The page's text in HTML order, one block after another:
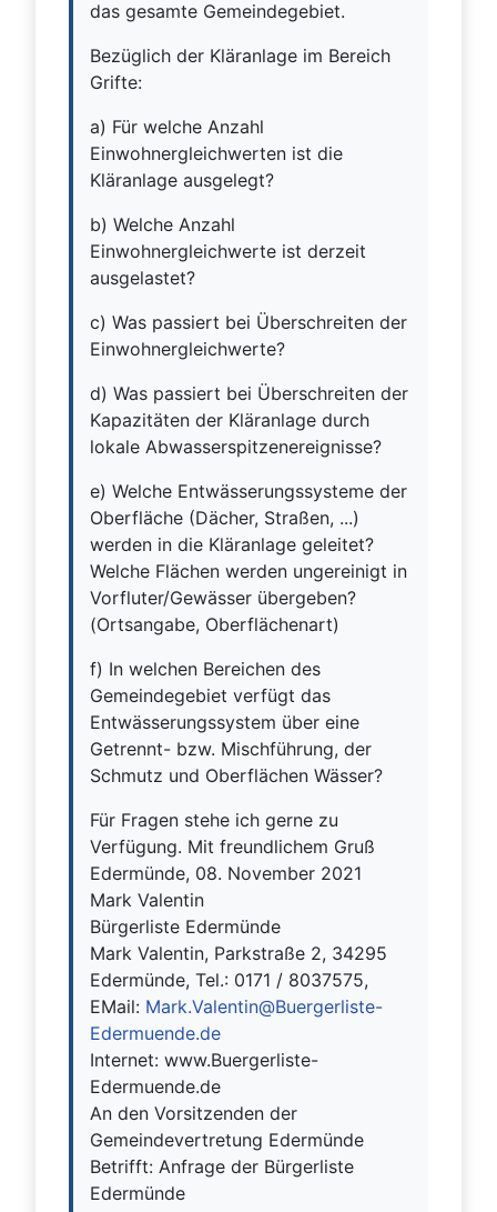
das gesamte Gemeindegebiet.
Bezüglich der Kläranlage im Bereich
Grifte:
a) Für welche Anzahl
Einwohnergleichwerten ist die
Kläranlage ausgelegt?
b) Welche Anzahl
Einwohnergleichwerte ist derzeit
ausgelastet?
c) Was passiert bei Überschreiten der
Einwohnergleichwerte?
d) Was passiert bei Überschreiten der
Kapazitäten der Kläranlage durch
lokale Abwasserspitzenereignisse?
e) Welche Entwässerungssysteme der
Oberfläche (Dächer, Straßen, ...)
werden in die Kläranlage geleitet?
Welche Flächen werden ungereinigt in
Vorfluter/Gewässer übergeben?
(Ortsangabe, Oberflächenart)
f) In welchen Bereichen des
Gemeindegebiet verfügt das
Entwässerungssystem über eine
Getrennt- bzw. Mischführung, der
Schmutz und Oberflächen Wässer?
Für Fragen stehe ich gerne zu
Verfügung. Mit freundlichem Gruß
Edermünde, 08. November 2021
Mark Valentin
Bürgerliste Edermünde
Mark Valentin, Parkstraße 2, 34295
Edermünde, Tel.: 0171 / 8037575,
EMail: Mark.Valentin@Buergerliste-
Edermuende.de
Internet: www.Buergerliste-
Edermuende.de
An den Vorsitzenden der
Gemeindevertretung Edermünde
Betrifft: Anfrage der Bürgerliste
Edermünde